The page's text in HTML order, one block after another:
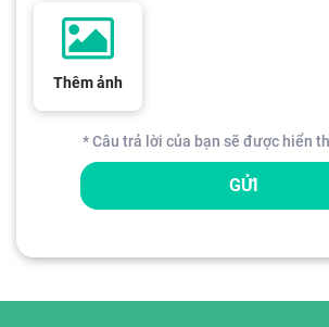
Thêm ảnh
* Câu trả lời của bạn sẽ được hiển
GỬI